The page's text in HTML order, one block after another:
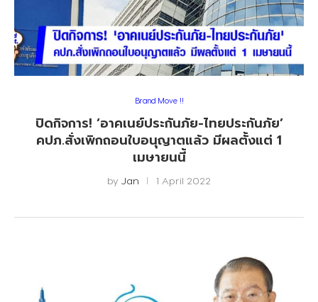
Brand Move !!
ปิดกิจการ! ‘อาคเนย์ประกันภัย-ไทยประกันภัย’
คปภ.สั่งเพิกถอนใบอนุญาตแล้ว มีผลตั้งแต่ 1
เมษายนนี้
by Jan 1 April 2022